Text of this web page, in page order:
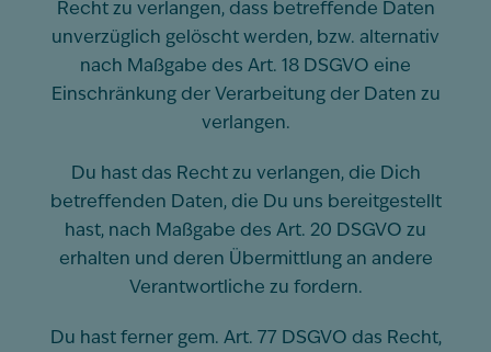
Recht zu verlangen, dass betreffende Daten
unverzüglich gelöscht werden, bzw. alternativ
nach Maßgabe des Art. 18 DSGVO eine
Einschränkung der Verarbeitung der Daten zu
verlangen.
Du hast das Recht zu verlangen, die Dich
betreffenden Daten, die Du uns bereitgestellt
hast, nach Maßgabe des Art. 20 DSGVO zu
erhalten und deren Übermittlung an andere
Verantwortliche zu fordern.
Du hast ferner gem. Art. 77 DSGVO das Recht,